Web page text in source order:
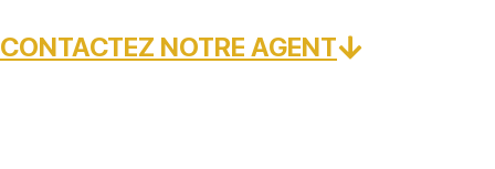
CONTACTEZ NOTRE AGENT